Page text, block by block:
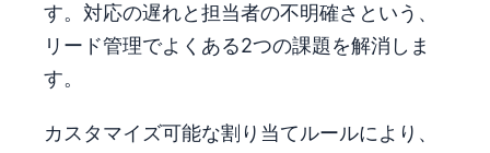
す。対応の遅れと担当者の不明確さという、
リード管理でよくある2つの課題を解消しま
す。
カスタマイズ可能な割り当てルールにより、